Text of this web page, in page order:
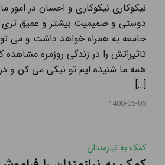
نیکوکاری نیکوکاری و احسان در امور
دوستی و صمیمیت بیشتر و عمیق‌ تری
جامعه به همراه خواهد داشت و می
تاثیراتش را در زندگی روزمره
همه ما شنیده ایم تو نیکی می ‌کن و در
[…]
1400-05-06
کمک به نیازمندان